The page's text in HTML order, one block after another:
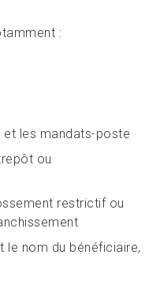
:
et les mandats-poste
ou
restrictif ou
le nom du bénéficiaire,